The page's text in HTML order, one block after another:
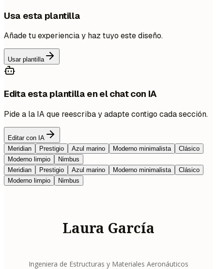
Usa esta plantilla
Añade tu experiencia y haz tuyo este diseño.
Usar plantilla
Edita esta plantilla en el chat con IA
Pide a la IA que reescriba y adapte contigo cada sección.
Editar con IA
Meridian
Prestigio Azul marino Moderno minimalista
Clásico
Moderno limpio
Nimbus
Meridian
Prestigio Azul marino Moderno minimalista
Clásico
Moderno limpio
Nimbus
Laura García
Ingeniera de Estructuras y Materiales Aeronáuticos